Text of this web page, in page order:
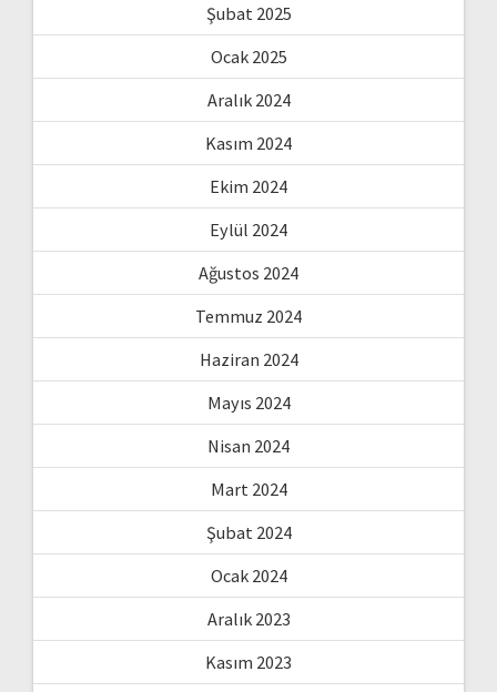
Şubat 2025
Ocak 2025
Aralık 2024
Kasım 2024
Ekim 2024
Eylül 2024
Ağustos 2024
Temmuz 2024
Haziran 2024
Mayıs 2024
Nisan 2024
Mart 2024
Şubat 2024
Ocak 2024
Aralık 2023
Kasım 2023